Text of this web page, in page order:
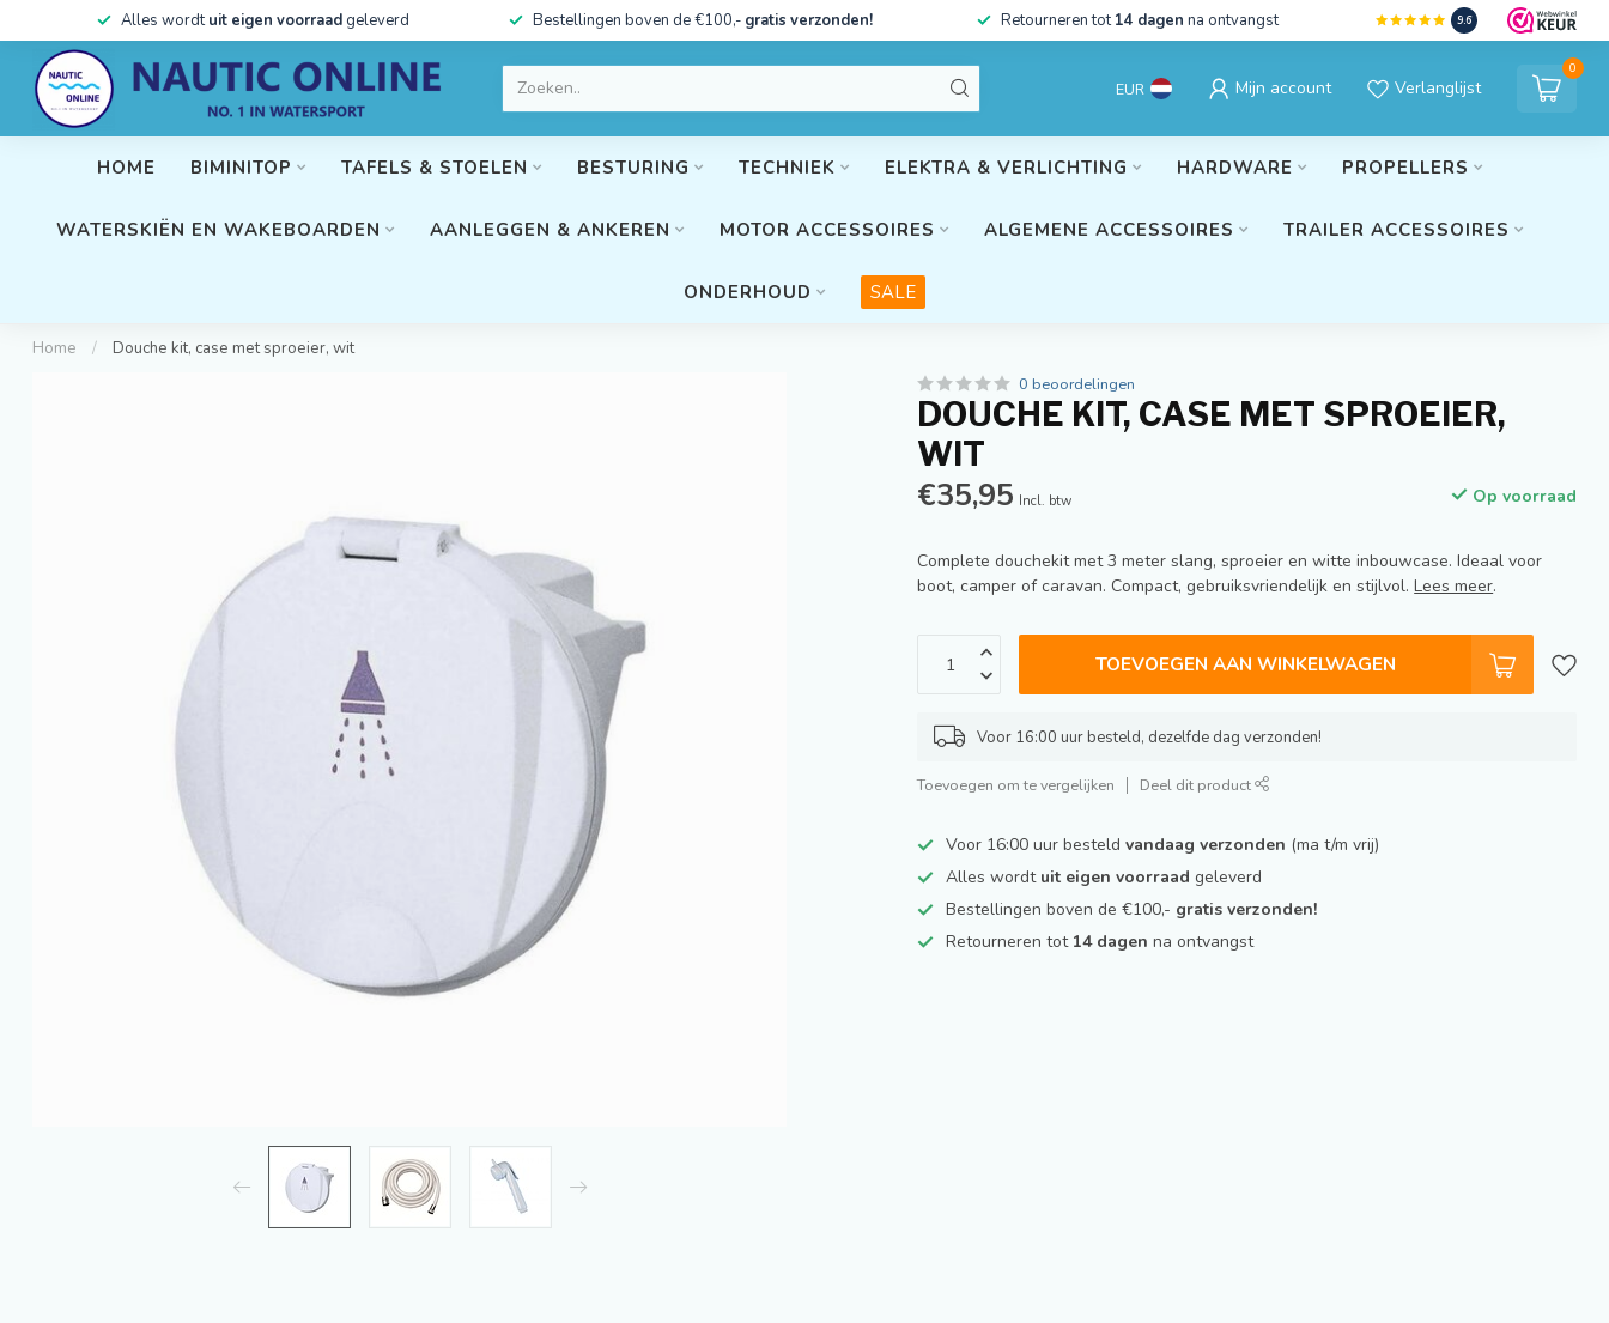
Alles wordtuit eigen voorraad geleverd Bestellingen boven de €100,- gratis verzonden! Retourneren tot14 dagen na ontvangst 9.6
EUR Mijn account Verlanglijst
0
HOME BIMINITOP TAFELS & STOELEN BESTURING TECHNIEK ELEKTRA & VERLICHTING HARDWARE PROPELLERS
WATERSKIËN EN WAKEBOARDEN AANLEGGEN & ANKEREN MOTOR ACCESSOIRES ALGEMENE ACCESSOIRES TRAILER ACCESSOIRES
ONDERHOUD SALE
Home / Douche kit, case met sproeier, wit
0 beoordelingen
DOUCHE KIT, CASE MET SPROEIER,
WIT
€35,95 Incl. btw Op voorraad
Complete douchekit met 3 meter slang, sproeier en witte inbouwcase. Ideaal voor
boot, camper of caravan. Compact, gebruiksvriendelijk en stijlvol.Lees meer.
TOEVOEGEN AAN WINKELWAGEN
Voor 16:00 uur besteld, dezelfde dag verzonden!
Toevoegen om te vergelijken Deel dit product
Voor 16:00 uur besteldvandaag verzonden (ma t/m vrij)
Alles wordt uit eigen voorraad geleverd
Bestellingen boven de €100,- gratis verzonden!
Retourneren tot 14 dagen na ontvangst